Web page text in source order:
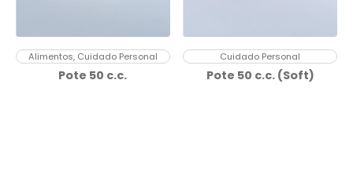
Alimentos, Cuidado Personal
Pote 50 c.c.
Cuidado Personal
Pote 50 c.c. (Soft)